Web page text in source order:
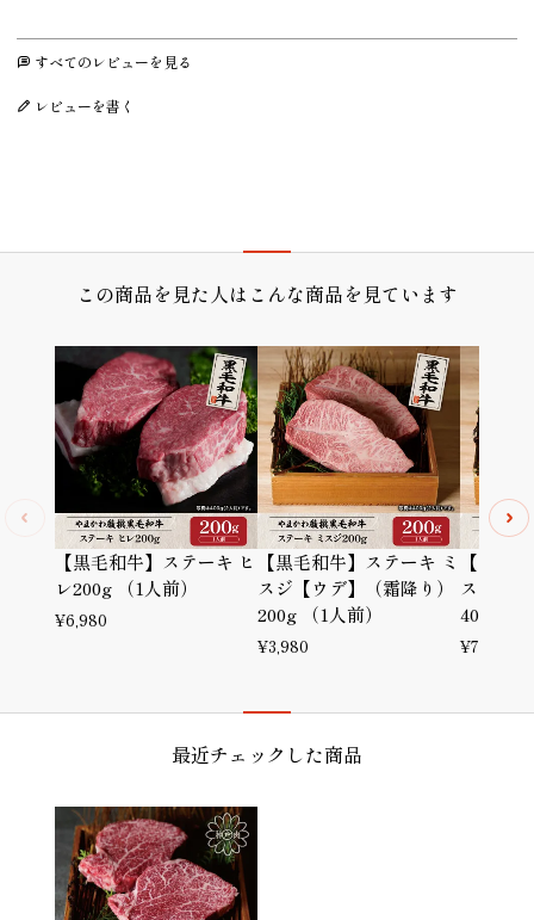
すべてのレビューを見る
レビューを書く
この商品を見た人はこんな商品を見ています
【黒毛和牛】ステーキ ヒ
レ200g （1人前）
¥6,980
【黒毛和牛】ステーキ ミ
スジ【ウデ】（霜降り）
200g （1人前）
¥3,980
【黒毛
スジ【
400g （
¥7,780
最近チェックした商品